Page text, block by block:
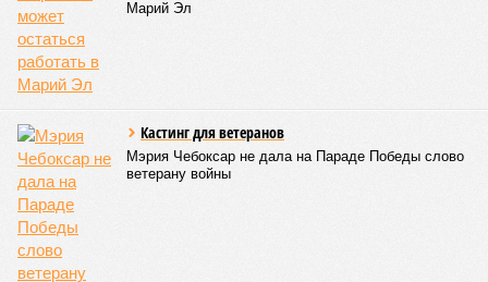
действующего санитарного законодательства. Отсутствие
действующего СЭЗ является основанием для запрета на
функционирование оздоровительной организации. Кроме
того, участники заседания обратили внимание на
продуктов и организаторами питания, за своевременным
исполнением ранее выданных предписаний по устранению
нарушений, а также за соблюдением сроков прохождения
медицинских осмотров и гигиенического обучения
персоналом.